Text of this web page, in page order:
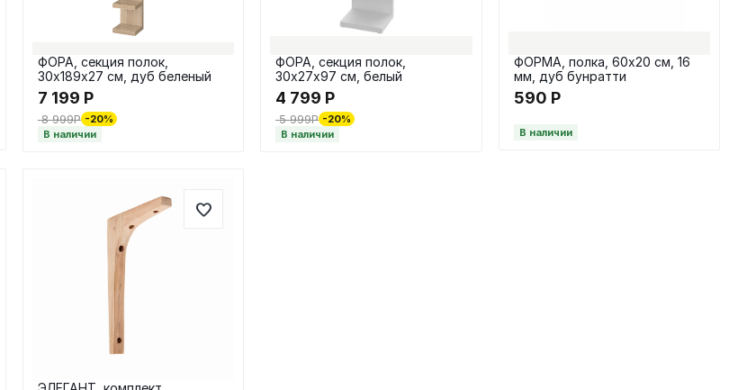
ФОРА, секция полок,
30х189х27 см, дуб беленый
7 199 Р
8 999Р -20%
В наличии
ФОРА, секция полок,
30х27х97 см, белый
4 799 Р
5 999Р -20%
В наличии
ФОРМА, полка, 60х20 см, 16
мм, дуб бунратти
590 Р
В наличии